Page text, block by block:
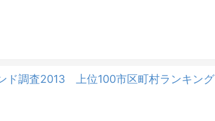
ド調査2013 上位100市区町村ランキング